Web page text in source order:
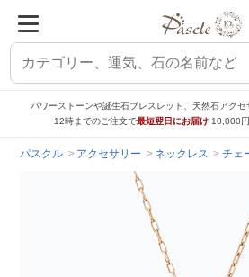
パワーストーンや誕生石ブレスレット、天然石アク
12時までのご注文で最短翌日にお届け 10,000
パスクル アクセサリー ネックレス チェ